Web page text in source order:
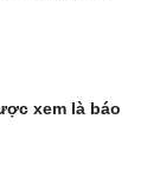
xem là báo